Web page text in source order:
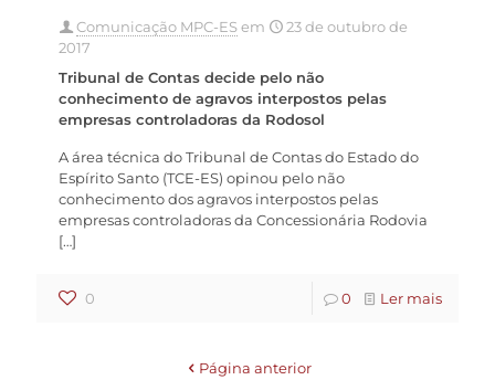
Comunicação MPC-ESem
23 de outubro de
2017
Tribunal de Contas decide pelo não
conhecimento de agravos interpostos pelas
empresas controladoras da Rodosol
A área técnica do Tribunal de Contas do Estado do
Espírito Santo (TCE-ES) opinou pelo não
conhecimento dos agravos interpostos pelas
empresas controladoras da Concessionária Rodovia
[…]
0 0 Ler mais
Página anterior